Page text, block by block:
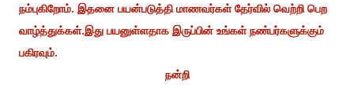
நம்புகிறோம். இதனை பயன்படுத்தி மாணவர்கள் தேர்வில் வெற்றி பெற
வாழ்த்துக்கள்.இது பயனுள்ளதாக இருப்பின் உங்கள் நண்பர்களுக்கும்
பகிரவும்.
நன்றி